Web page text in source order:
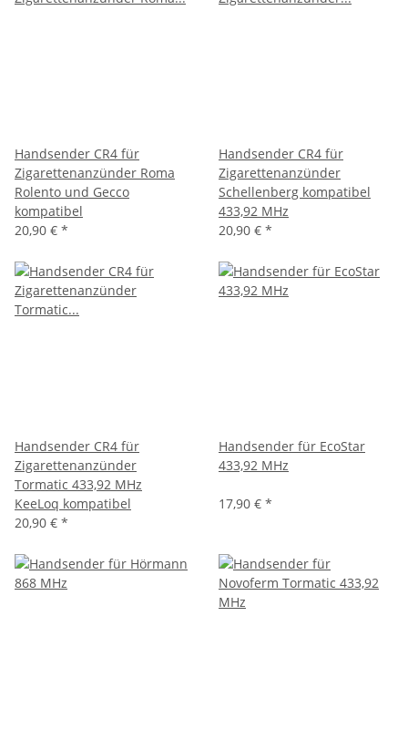
Handsender CR4 für
Zigarettenanzünder Roma
Rolento und Gecco
kompatibel
20,90 € *
Handsender CR4 für
Zigarettenanzünder
Schellenberg kompatibel
433,92 MHz
20,90 € *
Handsender CR4 für
Zigarettenanzünder
Tormatic 433,92 MHz
KeeLoq kompatibel
20,90 € *
Handsender für EcoStar
433,92 MHz
17,90 € *